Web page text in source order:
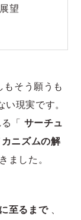
望
もそう願うも
現実です。
「 サーチュ
ニズムの解
ました。
至るまで、